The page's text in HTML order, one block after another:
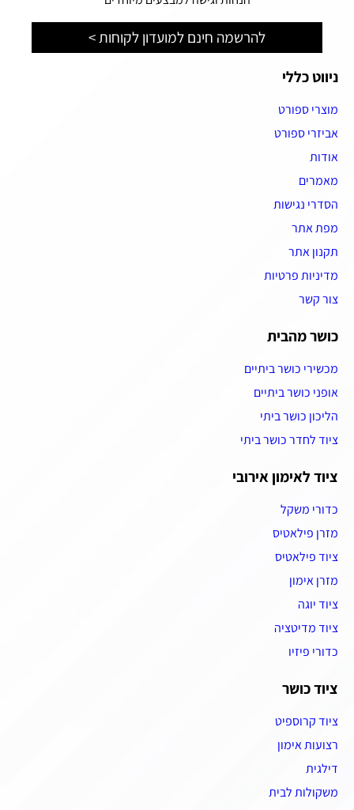
להרשמה חינם למועדון לקוחות >
ניווט כללי
מוצרי ספורט
אביזרי ספורט
אודות
מאמרים
הסדרי נגישות
מפת אתר
תקנון אתר
מדיניות פרטיות
צור קשר
כושר מהבית
מכשירי כושר ביתיים
אופני כושר ביתיים
הליכון כושר ביתי
ציוד לחדר כושר ביתי
ציוד לאימון אירובי
כדורי משקל
מזרן פילאטיס
ציוד פילאטיס
מזרן אימון
ציוד יוגה
ציוד מדיטציה
כדורי פיזיו
ציוד כושר
ציוד קרוספיט
רצועות אימון
דילגית
משקולות לבית